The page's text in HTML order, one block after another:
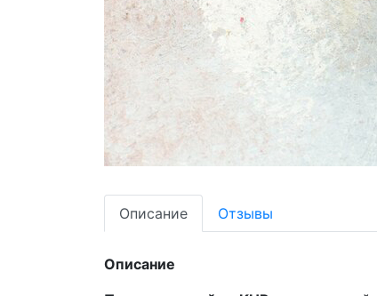
Описание Отзывы
Описание